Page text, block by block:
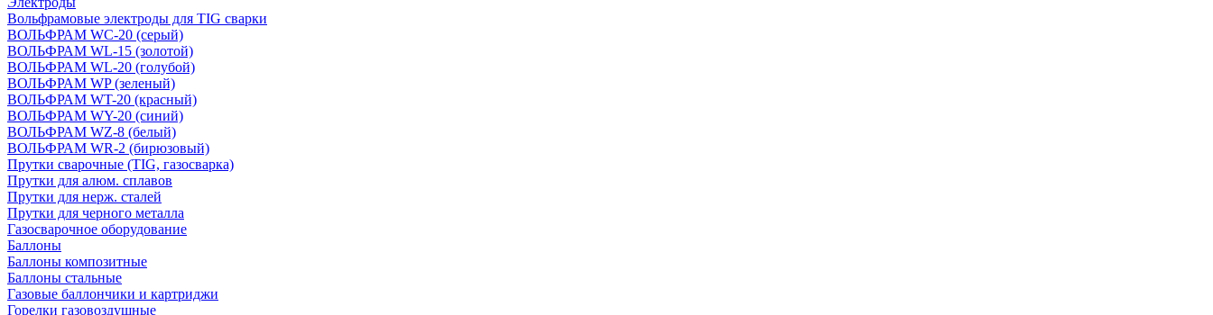
Вольфрамовые электроды для TIG сварки
ВОЛЬФРАМ WC-20 (серый)
ВОЛЬФРАМ WL-15 (золотой)
ВОЛЬФРАМ WL-20 (голубой)
ВОЛЬФРАМ WP (зеленый)
ВОЛЬФРАМ WT-20 (красный)
ВОЛЬФРАМ WY-20 (синий)
ВОЛЬФРАМ WZ-8 (белый)
ВОЛЬФРАМ WR-2 (бирюзовый)
Прутки сварочные (TIG, газосварка)
Прутки для алюм. сплавов
Прутки для нерж. сталей
Прутки для черного металла
Газосварочное оборудование
Баллоны
Баллоны композитные
Баллоны стальные
Газовые баллончики и картриджи
Горелки газовоздушные